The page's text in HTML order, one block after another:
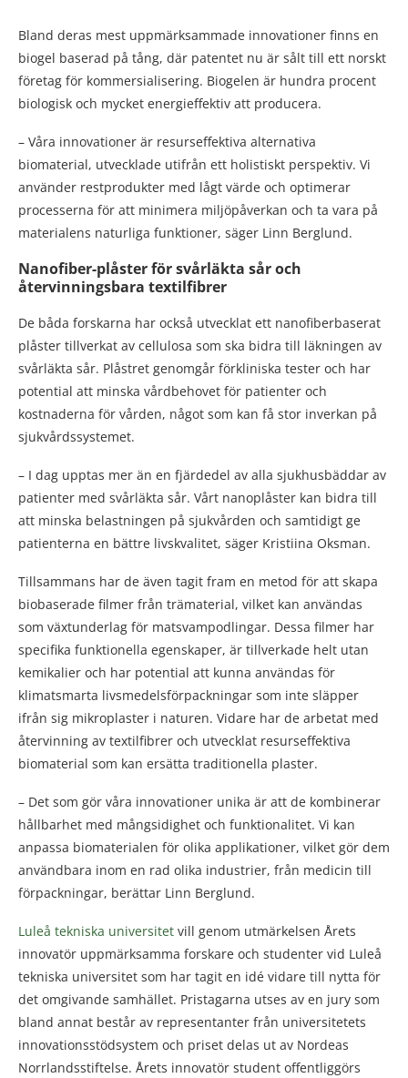
Bland deras mest uppmärksammade innovationer finns en
biogel baserad på tång, där patentet nu är sålt till ett norskt
företag för kommersialisering. Biogelen är hundra procent
biologisk och mycket energieffektiv att producera.
– Våra innovationer är resurseffektiva alternativa
biomaterial, utvecklade utifrån ett holistiskt perspektiv. Vi
använder restprodukter med lågt värde och optimerar
processerna för att minimera miljöpåverkan och ta vara på
materialens naturliga funktioner, säger Linn Berglund.
Nanofiber-plåster för svårläkta sår och
återvinningsbara textilfibrer
De båda forskarna har också utvecklat ett nanofiberbaserat
plåster tillverkat av cellulosa som ska bidra till läkningen av
svårläkta sår. Plåstret genomgår förkliniska tester och har
potential att minska vårdbehovet för patienter och
kostnaderna för vården, något som kan få stor inverkan på
sjukvårdssystemet.
– I dag upptas mer än en fjärdedel av alla sjukhusbäddar av
patienter med svårläkta sår. Vårt nanoplåster kan bidra till
att minska belastningen på sjukvården och samtidigt ge
patienterna en bättre livskvalitet, säger Kristiina Oksman.
Tillsammans har de även tagit fram en metod för att skapa
biobaserade filmer från trämaterial, vilket kan användas
som växtunderlag för matsvampodlingar. Dessa filmer har
specifika funktionella egenskaper, är tillverkade helt utan
kemikalier och har potential att kunna användas för
klimatsmarta livsmedelsförpackningar som inte släpper
ifrån sig mikroplaster i naturen. Vidare har de arbetat med
återvinning av textilfibrer och utvecklat resurseffektiva
biomaterial som kan ersätta traditionella plaster.
– Det som gör våra innovationer unika är att de kombinerar
hållbarhet med mångsidighet och funktionalitet. Vi kan
anpassa biomaterialen för olika applikationer, vilket gör dem
användbara inom en rad olika industrier, från medicin till
förpackningar, berättar Linn Berglund.
Luleå tekniska universitet vill genom utmärkelsen Årets
innovatör uppmärksamma forskare och studenter vid Luleå
tekniska universitet som har tagit en idé vidare till nytta för
det omgivande samhället. Pristagarna utses av en jury som
bland annat består av representanter från universitetets
innovationsstödsystem och priset delas ut av Nordeas
Norrlandsstiftelse. Årets innovatör student offentliggörs